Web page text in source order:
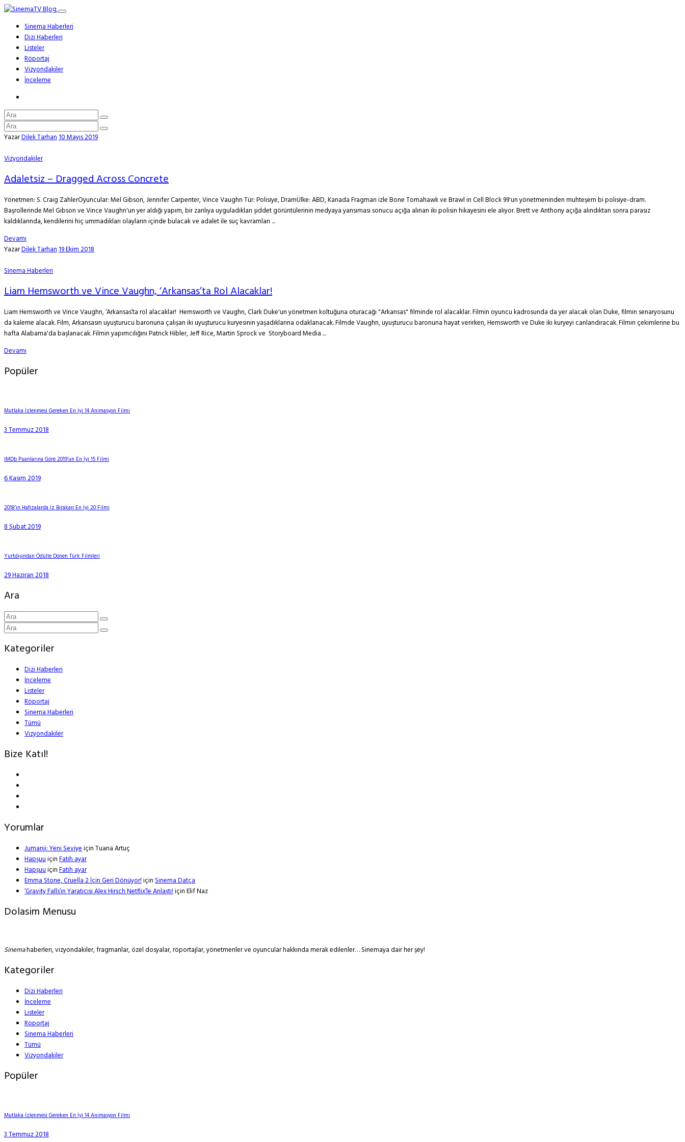
Sinema Haberleri
Dizi Haberleri
Listeler
Röportaj
Vizyondakiler
İnceleme
YazarDilek Tarhan10 Mayıs 2019
Vizyondakiler
Adaletsiz – Dragged Across Concrete
Yönetmen: S. Craig ZahlerOyuncular: Mel Gibson, Jennifer Carpenter, Vince Vaughn Tür: Polisiye, DramÜlke: ABD, Kanada Fragman izle Bone Tomahawk ve Brawl in Cell Block 99'un yönetmeninden muhteşem bi polisiye-dram.
Başrollerinde Mel Gibson ve Vince Vaughn'un yer aldığı yapım, bir zanlıya uyguladıkları şiddet görüntülerinin medyaya yansıması sonucu açığa alınan iki polisin hikayesini ele alıyor. Brett ve Anthony açığa alındıktan sonra parasız
kaldıklarında, kendilerini hiç ummadıkları olayların içinde bulacak ve adalet ile suç kavramları ...
Devamı
YazarDilek Tarhan19 Ekim 2018
Sinema Haberleri
Liam Hemsworth ve Vince Vaughn, ‘Arkansas’ta Rol Alacaklar!
Liam Hemsworth ve Vince Vaughn, ‘Arkansas’ta rol alacaklar! Hemsworth ve Vaughn, Clark Duke'un yönetmen koltuğuna oturacağı "Arkansas" filminde rol alacaklar. Filmin oyuncu kadrosunda da yer alacak olan Duke, filmin senaryosunu
da kaleme alacak. Film, Arkansasın uyuşturucu baronuna çalışan iki uyuşturucu kuryesinin yaşadıklarına odaklanacak. Filmde Vaughn, uyuşturucu baronuna hayat verirken, Hemsworth ve Duke iki kuryeyi canlandıracak. Filmin çekimlerine bu
hafta Alabama'da başlanacak. Filmin yapımcılığını Patrick Hibler, Jeff Rice, Martin Sprock ve Storyboard Media ...
Devamı
Popüler
Mutlaka İzlenmesi Gereken En İyi 14 Animasyon Filmi
3 Temmuz 2018
IMDb Puanlarına Göre 2019’un En İyi 15 Filmi
6 Kasım 2019
2018’in Hafızalarda İz Bırakan En İyi 20 Filmi
8 Şubat 2019
Yurtdışından Ödülle Dönen Türk Filmleri
29 Haziran 2018
Ara
Kategoriler
Dizi Haberleri
İnceleme
Listeler
Röportaj
Sinema Haberleri
Tümü
Vizyondakiler
Bize Katıl!
Yorumlar
Jumanji: Yeni SeviyeiçinTuana Artuç
HapşuuiçinFatih ayar
HapşuuiçinFatih ayar
Emma Stone, Cruella 2 İçin Geri Dönüyor!içinSinema Datça
‘Gravity Falls’ın Yaratıcısı Alex Hirsch Netflix’le Anlaştı!içinElif Naz
Dolasim Menusu
Sinemahaberleri, vizyondakiler, fragmanlar, özel dosyalar, röportajlar, yönetmenler ve oyuncular hakkında merak edilenler… Sinemaya dair her şey!
Kategoriler
Dizi Haberleri
İnceleme
Listeler
Röportaj
Sinema Haberleri
Tümü
Vizyondakiler
Popüler
Mutlaka İzlenmesi Gereken En İyi 14 Animasyon Filmi
3 Temmuz 2018